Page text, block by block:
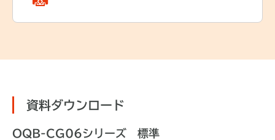
資料ダウンロード
OQB-CG06シリーズ 標準